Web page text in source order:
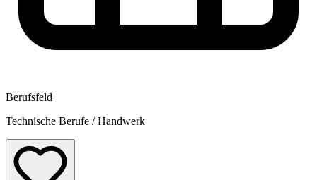
Berufsfeld
Technische Berufe / Handwerk